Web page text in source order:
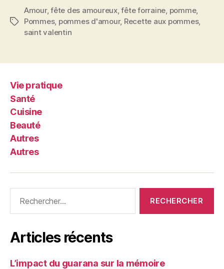
Étiquettes
Amour,fête des amoureux,fête forraine pomme,
Pommes, pommes d'amour, Recette aux pommes,
saint valentin
Vie pratique
Santé
Cuisine
Beauté
Autres
Autres
Articles récents
L’impact du guarana sur la mémoire